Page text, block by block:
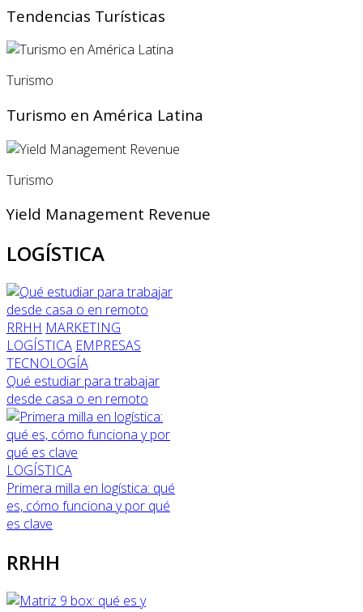
Tendencias Turísticas
Turismo
Turismo en América Latina
Turismo
Yield Management Revenue
LOGÍSTICA
RRHH MARKETING
LOGÍSTICA EMPRESAS
TECNOLOGÍA
Qué estudiar para trabajar
desde casa o en remoto
LOGÍSTICA
Primera milla en logística: qué
es, cómo funciona y por qué
es clave
RRHH